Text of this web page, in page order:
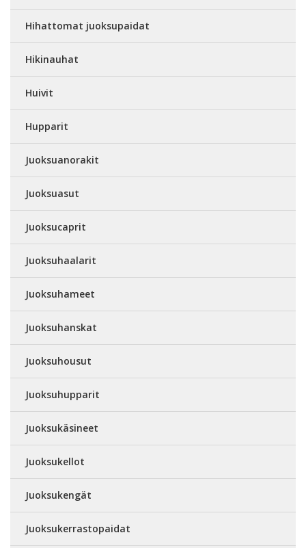
Hihattomat juoksupaidat
Hikinauhat
Huivit
Hupparit
Juoksuanorakit
Juoksuasut
Juoksucaprit
Juoksuhaalarit
Juoksuhameet
Juoksuhanskat
Juoksuhousut
Juoksuhupparit
Juoksukäsineet
Juoksukellot
Juoksukengät
Juoksukerrastopaidat